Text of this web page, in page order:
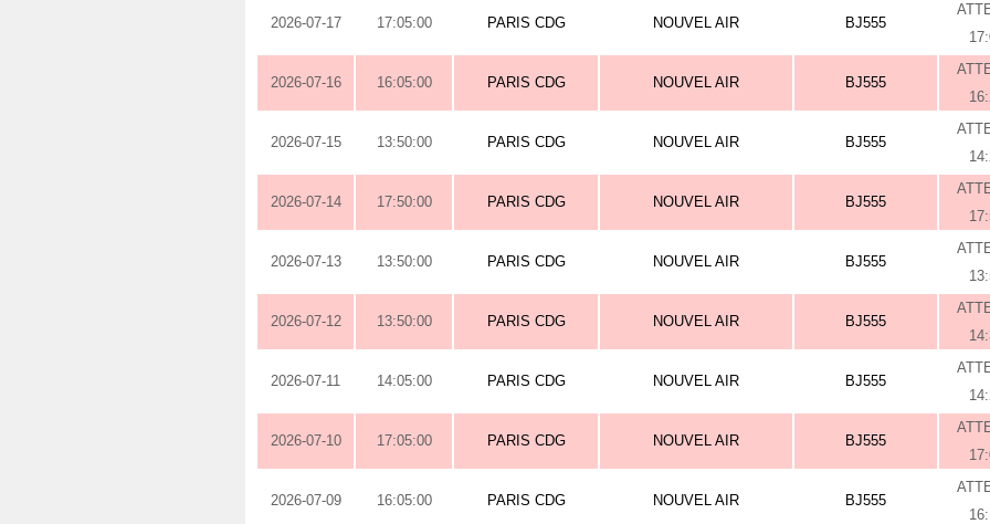
2026-07-17 17:05:00 PARIS CDG NOUVEL AIR BJ555
2026-07-16 16:05:00 PARIS CDG NOUVEL AIR BJ555
2026-07-15 13:50:00 PARIS CDG NOUVEL AIR BJ555
2026-07-14 17:50:00 PARIS CDG NOUVEL AIR BJ555
2026-07-13 13:50:00 PARIS CDG NOUVEL AIR BJ555
2026-07-12 13:50:00 PARIS CDG NOUVEL AIR BJ555
2026-07-11 14:05:00 PARIS CDG NOUVEL AIR BJ555
2026-07-10 17:05:00 PARIS CDG NOUVEL AIR BJ555
2026-07-09 16:05:00 PARIS CDG NOUVEL AIR BJ555